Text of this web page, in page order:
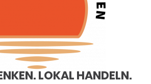
LOKAL HANDELN.